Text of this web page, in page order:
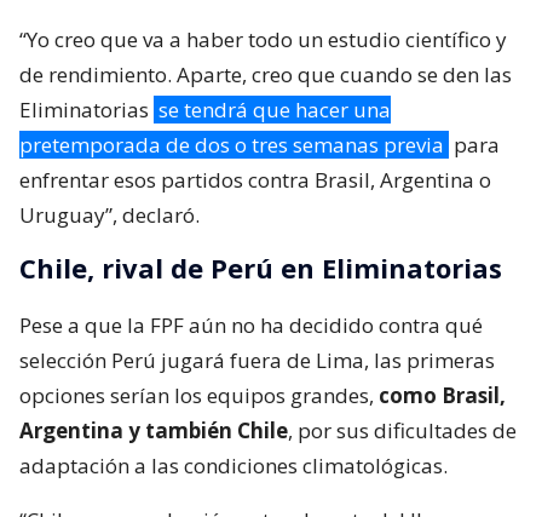
“Yo creo que va a haber todo un estudio científico y
de rendimiento. Aparte, creo que cuando se den las
Eliminatorias se tendrá que hacer una
pretemporada de dos o tres semanas previa para
enfrentar esos partidos contra Brasil, Argentina o
Uruguay”, declaró.
Chile, rival de Perú en Eliminatorias
Pese a que la FPF aún no ha decidido contra qué
selección Perú jugará fuera de Lima, las primeras
opciones serían los equipos grandes, como Brasil,
Argentina y también Chile, por sus dificultades de
adaptación a las condiciones climatológicas.